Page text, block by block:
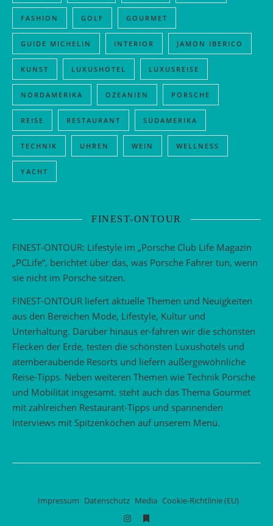
FASHION GOLF GOURMET
GUIDE MICHELIN INTERIOR JAMON IBERICO
KUNST LUXUSHOTEL LUXUSREISE
NORDAMERIKA OZEANIEN PORSCHE
REISE RESTAURANT SÜDAMERIKA
TECHNIK UHREN WEIN WELLNESS
YACHT
FINEST-ONTOUR
FINEST-ONTOUR: Lifestyle im „Porsche Club Life Magazin
„PCLife“, berichtet über das, was Porsche Fahrer tun, wenn
sie nicht im Porsche sitzen.
FINEST-ONTOUR liefert aktuelle Themen und Neuigkeiten
aus den Bereichen Mode, Lifestyle, Kultur und
Unterhaltung. Darüber hinaus er-fahren wir die schönsten
Flecken der Erde, testen die schönsten Luxushotels und
atemberaubende Resorts und liefern außergewöhnliche
Reise-Tipps. Neben weiteren Themen wie Technik Porsche
und Mobilität insgesamt. steht auch das Thema Gourmet
mit zahlreichen Restaurant-Tipps und spannenden
Interviews mit Spitzenköchen auf unserem Menü.
Impressum Datenschutz Media Cookie-Richtlinie (EU)